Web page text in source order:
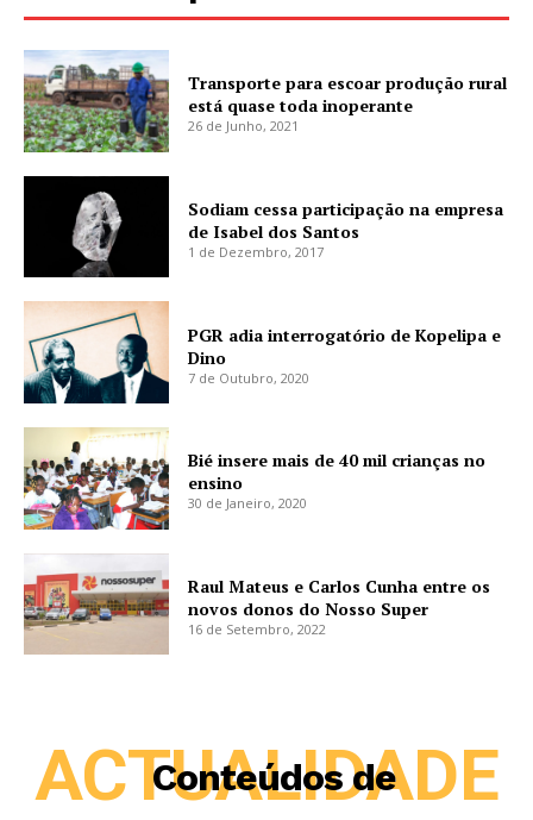
Transporte para escoar produção rural
está quase toda inoperante
26 de Junho, 2021
Sodiam cessa participação na empresa
de Isabel dos Santos
1 de Dezembro, 2017
PGR adia interrogatório de Kopelipa e
Dino
7 de Outubro, 2020
Bié insere mais de 40 mil crianças no
ensino
30 de Janeiro, 2020
Raul Mateus e Carlos Cunha entre os
novos donos do Nosso Super
16 de Setembro, 2022
Conteúdos de
ACTUALIDADE